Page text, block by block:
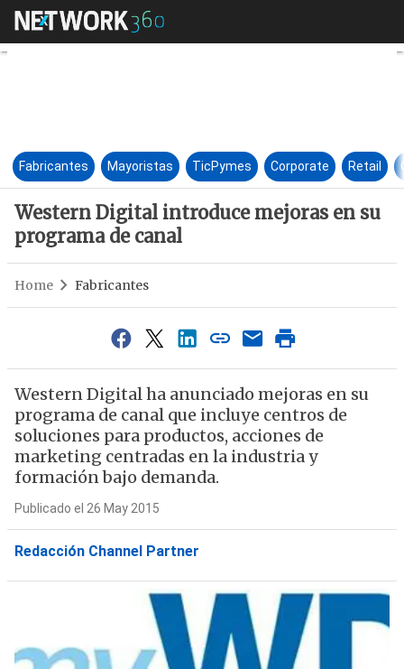
Western Digital introduce
Fabricantes Mayoristas TicPymes Corporate Retail
Western Digital introduce mejoras en su
programa de canal
Home Fabricantes
Western Digital ha anunciado mejoras en su
programa de canal que incluye centros de
soluciones para productos, acciones de
marketing centradas en la industria y
formación bajo demanda.
Publicado el 26 May 2015
Redacción Channel Partner